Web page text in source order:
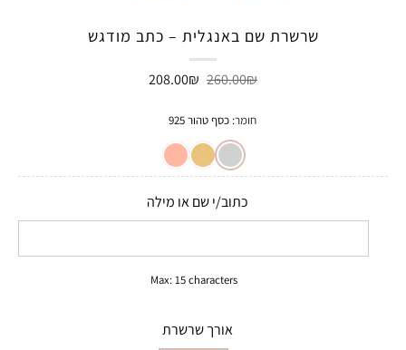
שרשרת שם באנגלית – כתב מודגש
260.00₪ המחיר
260.00₪.
208.00₪ המחיר
חומר:כסף טהור 925
כתוב/י שם או מילה
Max: 15 characters
אורך שרשרת